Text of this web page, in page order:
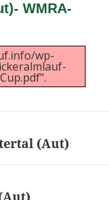
WMRA-
wp-
(Aut)